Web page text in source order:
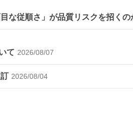
な従順さ」が品質リスクを招くの
て 2026/08/07
2026/08/04